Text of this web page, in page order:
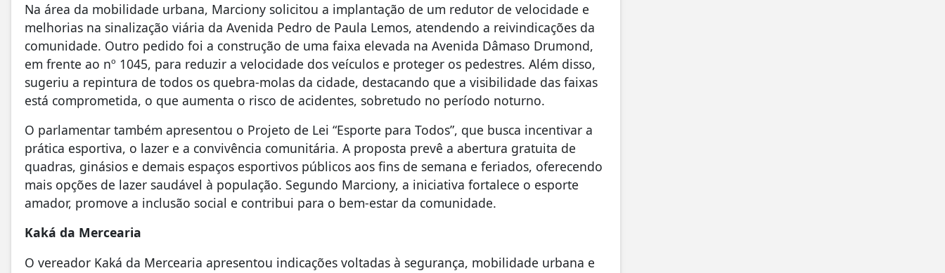
Na área da mobilidade urbana, Marciony solicitou a implantação de um redutor de velocidade e
melhorias na sinalização viária da Avenida Pedro de Paula Lemos, atendendo a reivindicações da
comunidade. Outro pedido foi a construção de uma faixa elevada na Avenida Dâmaso Drumond,
em frente ao nº 1045, para reduzir a velocidade dos veículos e proteger os pedestres. Além disso,
sugeriu a repintura de todos os quebra-molas da cidade, destacando que a visibilidade das faixas
está comprometida, o que aumenta o risco de acidentes, sobretudo no período noturno.
O parlamentar também apresentou o Projeto de Lei “Esporte para Todos”, que busca incentivar a
prática esportiva, o lazer e a convivência comunitária. A proposta prevê a abertura gratuita de
quadras, ginásios e demais espaços esportivos públicos aos fins de semana e feriados, oferecendo
mais opções de lazer saudável à população. Segundo Marciony, a iniciativa fortalece o esporte
amador, promove a inclusão social e contribui para o bem-estar da comunidade.
Kaká da Mercearia
O vereador Kaká da Mercearia apresentou indicações voltadas à segurança, mobilidade urbana e